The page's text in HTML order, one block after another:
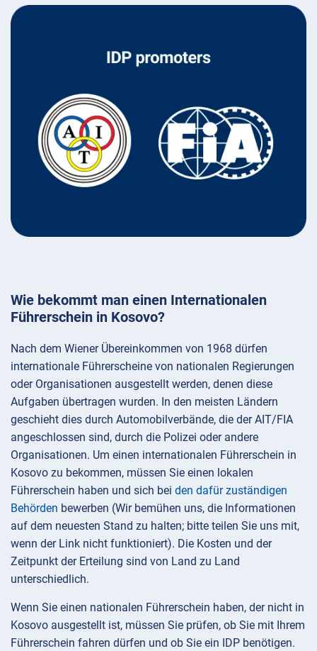
Wie bekommt man einen Internationalen
Führerschein in Kosovo?
Nach dem Wiener Übereinkommen von 1968 dürfen
internationale Führerscheine von nationalen Regierungen
oder Organisationen ausgestellt werden, denen diese
Aufgaben übertragen wurden. In den meisten Ländern
geschieht dies durch Automobilverbände, die der AIT/FIA
angeschlossen sind, durch die Polizei oder andere
Organisationen. Um einen internationalen Führerschein in
Kosovo zu bekommen, müssen Sie einen lokalen
Führerschein haben und sich bei den dafür zuständigen
Behörden bewerben (Wir bemühen uns, die Informationen
auf dem neuesten Stand zu halten; bitte teilen Sie uns mit,
wenn der Link nicht funktioniert). Die Kosten und der
Zeitpunkt der Erteilung sind von Land zu Land
unterschiedlich.
Wenn Sie einen nationalen Führerschein haben, der nicht in
Kosovo ausgestellt ist, müssen Sie prüfen, ob Sie mit Ihrem
Führerschein fahren dürfen und ob Sie ein IDP benötigen.